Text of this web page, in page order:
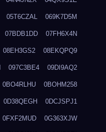
05T6CZAL 069K7D5M
07BDB1DD 07FH6X4N
08EH3GS2 08EKQPQ9
097C3BE4 09DI9AQ2
0BO4RLHU 0BOHM258
0D38QEGH 0DCJSPJ1
0FXF2MUD 0G363XJW